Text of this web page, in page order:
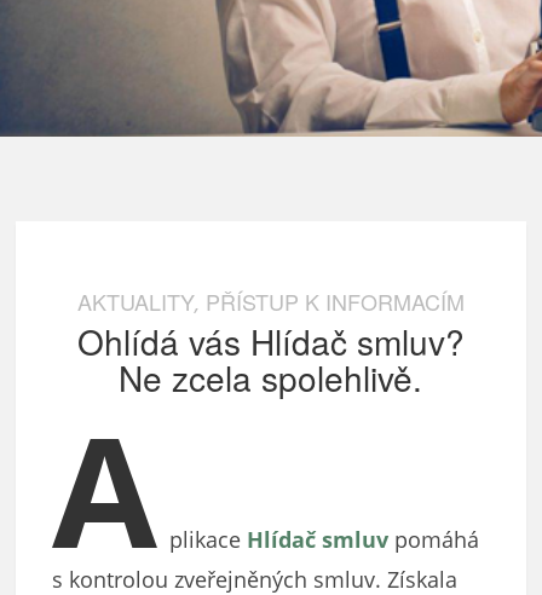
AKTUALITY, PŘÍSTUP K INFORMACÍM
Ohlídá vás Hlídač smluv?
Ne zcela spolehlivě.
A plikace Hlídač smluv pomáhá
s kontrolou zveřejněných smluv. Získala